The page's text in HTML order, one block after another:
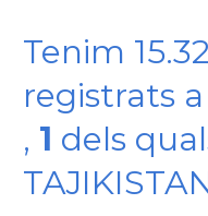
Tenim
registrats
, 1 dels